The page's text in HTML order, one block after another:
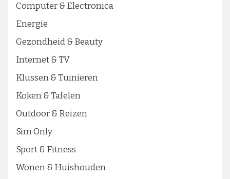
Computer & Electronica
Energie
Gezondheid & Beauty
Internet & TV
Klussen & Tuinieren
Koken & Tafelen
Outdoor & Reizen
Sim Only
Sport & Fitness
Wonen & Huishouden